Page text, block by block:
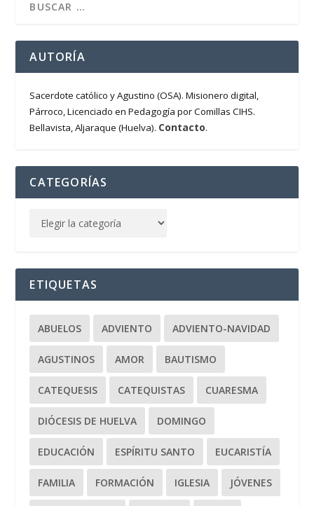
AUTORÍA
Sacerdote católico y Agustino (OSA). Misionero digital,
Párroco, Licenciado en Pedagogía por Comillas CIHS.
Bellavista, Aljaraque (Huelva). Contacto.
CATEGORÍAS
ETIQUETAS
ABUELOS ADVIENTO ADVIENTO-NAVIDAD
AGUSTINOS AMOR BAUTISMO
CATEQUESIS CATEQUISTAS CUARESMA
DIÓCESIS DE HUELVA DOMINGO
EDUCACIÓN ESPÍRITU SANTO EUCARISTÍA
FAMILIA FORMACIÓN IGLESIA JÓVENES